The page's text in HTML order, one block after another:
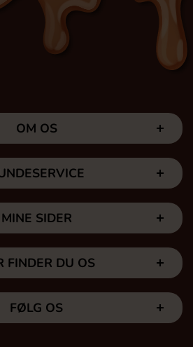
OM OS
MINE SIDER
FINDER DU OS
FØLG OS